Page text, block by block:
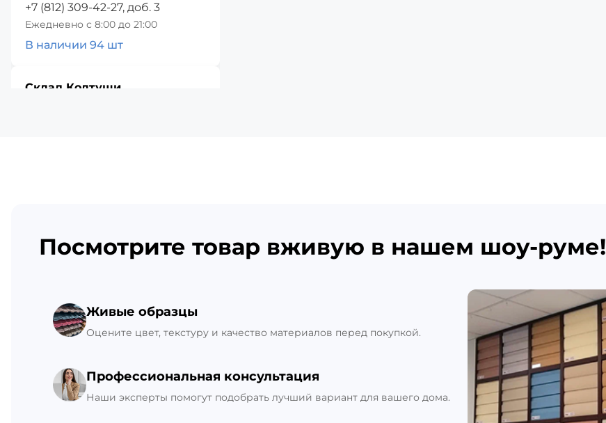
+7 (812) 309-42-27, доб. 3
Ежедневно с 8:00 до 21:00
В наличии 94 шт
Склад Колтуши
В наличии 200 шт
+7 (812) 309-42-27, доб. 6
Ежедневно с 8:00 до 21:00
Посмотрите товар вживую в нашем шоу-руме!
Живые образцы
Оцените цвет, текстуру и качество материалов перед покупкой.
Профессиональная консультация
Наши эксперты помогут подобрать лучший вариант для вашего дома.